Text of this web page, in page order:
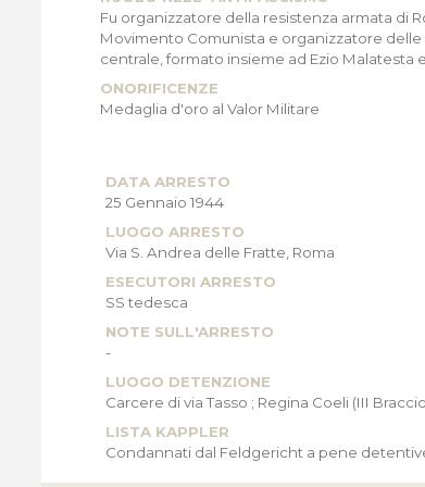
Fu organizzatore della resistenza armata di
Movimento Comunista e organizzatore
centrale, formato insieme ad Ezio Malatesta
ONORIFICENZE
Medaglia d'oro al Valor Militare
DATA ARRESTO
25 Gennaio 1944
LUOGO ARRESTO
Via S. Andrea delle Fratte, Roma
ESECUTORI ARRESTO
SS tedesca
NOTE SULL'ARRESTO
-
LUOGO DETENZIONE
Carcere di via Tasso ; Regina Coeli (III
LISTA KAPPLER
Condannati dal Feldgericht a pene